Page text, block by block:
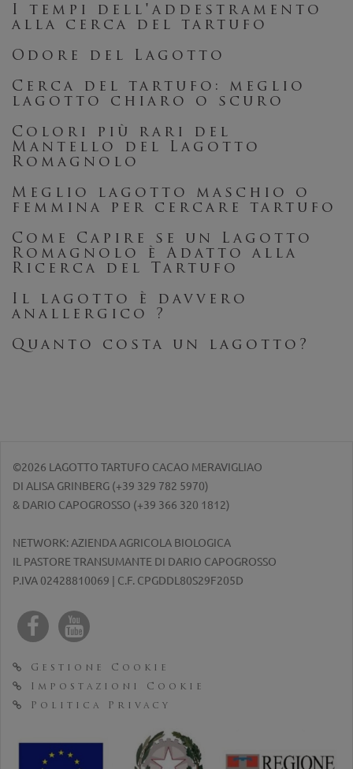
I tempi dell'addestramento
alla cerca del tartufo
Odore del Lagotto
Cerca del tartufo: meglio
lagotto chiaro o scuro
Colori più rari del
Mantello del Lagotto
Romagnolo
Meglio lagotto maschio o
femmina per cercare tartufo
Come Capire se un Lagotto
Romagnolo è Adatto alla
Ricerca del Tartufo
Il lagotto è davvero
anallergico ?
Quanto costa un lagotto?
©2026 LAGOTTO TARTUFO CACAO MERAVIGLIAO
DI ALISA GRINBERG (+39 329 782 5970)
& DARIO CAPOGROSSO (+39 366 320 1812)
NETWORK: AZIENDA AGRICOLA BIOLOGICA
IL PASTORE TRANSUMANTE DI DARIO CAPOGROSSO
P.IVA 02428810069 | C.F. CPGDDL80S29F205D
Gestione Cookie
Impostazioni Cookie
Politica Privacy